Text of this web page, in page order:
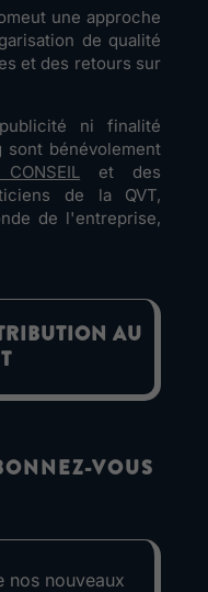
une approche
de qualité
et des retours sur
ni finalité
bénévolement
et des
de la QVT,
de l'entreprise,
AU
VOUS
nos nouveaux